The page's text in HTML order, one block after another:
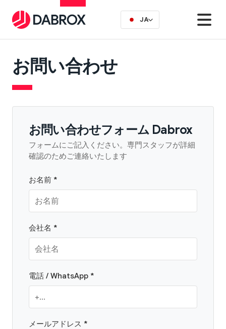
お問い合わせ
お問い合わせフォーム Dabrox
フォームにご記入ください。専門スタッフが詳細
確認のためご連絡いたします
お名前 *
会社名 *
電話 / WhatsApp *
メールアドレス *